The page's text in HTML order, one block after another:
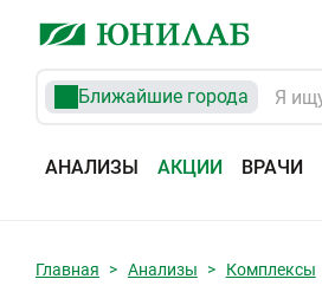
Ближайшие города
АНАЛИЗЫ АКЦИИ ВРАЧИ
Главная Анализы Комплексы